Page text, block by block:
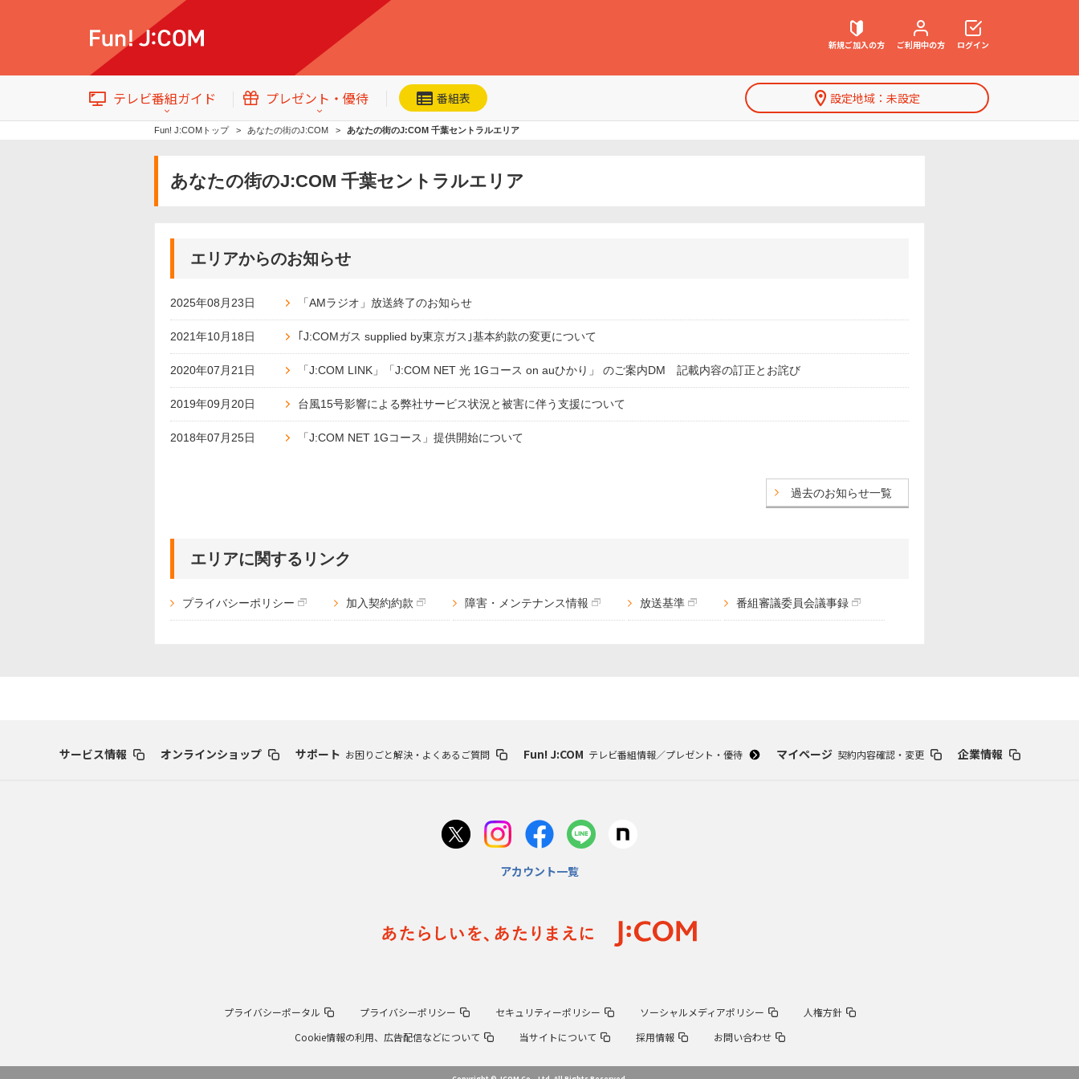
新規ご加入の方 ご利用中の方 ログイン
テレビ番組ガイド プレゼント・優待 番組表 設定地域： 未設定
テレビ番組情報
番組ジャンル
洋画 邦画 海外ドラマ 国内ドラマ アジアドラマ
スポーツ
アニメ・キッズ
音楽 エンタメ・バラエティ
イベント・プレゼント
Fun! J:COMトップ あなたの街のJ:COM あなたの街のJ:COM 千葉セントラルエリア
あなたの街のJ:COM 千葉セントラルエリア
エリアからのお知らせ
2025年08月23日 「AMラジオ」放送終了のお知らせ
2021年10月18日 ｢J:COMガス supplied by東京ガス｣基本約款の変更について
2020年07月21日 「J:COM LINK」「J:COM NET 光 1Gコース on auひかり」 のご案内DM 記載内容の訂正とお詫び
2019年09月20日 台風15号影響による弊社サービス状況と被害に伴う支援について
2018年07月25日 「J:COM NET 1Gコース」提供開始について
過去のお知らせ一覧
エリアに関するリンク
プライバシーポリシー 加入契約約款 障害・メンテナンス情報 放送基準 番組審議委員会議事録
サービス情報 オンラインショップ サポート お困りごと解決・よくあるご質問 Fun! J:COM テレビ番組情報／プレゼント・優待 マイページ 契約内容確認・変更 企業情報
アカウント一覧
プライバシーポータル プライバシーポリシー セキュリティーポリシー ソーシャルメディアポリシー
人権方針
Cookie情報の利用、広告配信などについて
当サイトについて 採用情報 お問い合わせ